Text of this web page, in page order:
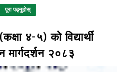
पूरा पढ्नुहोस्
४-५) को विद्यार्थी
२०८३